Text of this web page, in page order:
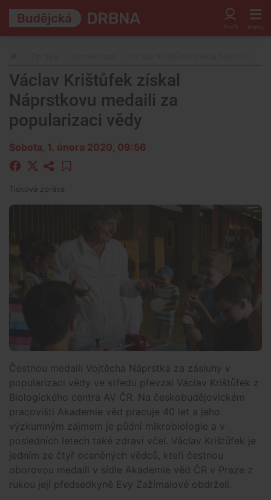
Václav Krištůfek získal
Náprstkovu medaili za
popularizaci vědy
Sobota, 1. února 2020, 09:56
Tisková zpráva
Čestnou medaili Vojtěcha Náprstka za zásluhy v
popularizaci vědy ve středu převzal Václav Krištůfek z
Biologického centra AV ČR. Na českobudějovickém
pracovišti Akademie věd pracuje 40 let a jeho
výzkumným zájmem je půdní mikrobiologie a v
posledních letech také zdraví včel. Václav Krištůfek je
jedním ze čtyř oceněných vědců, kteří čestnou
oborovou medaili v sídle Akademie věd ČR v Praze z
rukou její předsedkyně Evy Zažímalové obdrželi.